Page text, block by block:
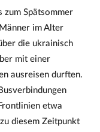
zum Spätsommer
im Alter
die ukrainisch
mit einer
ausreisen durften.
etwa
diesem Zeitpunkt